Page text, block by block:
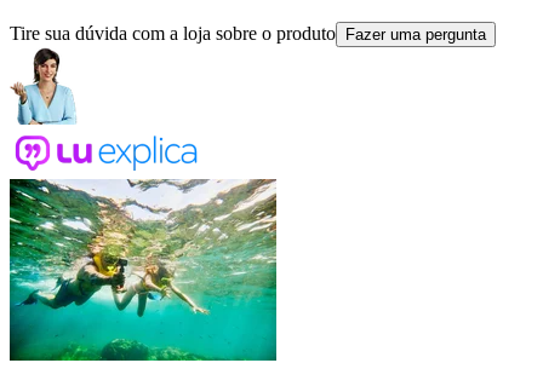
Tire sua dúvida com a loja sobre o produto Fazer uma pergunta